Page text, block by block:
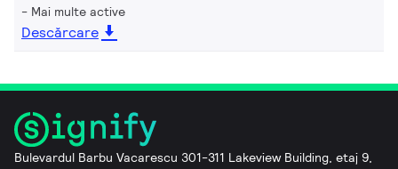
Mai multe active
Descărcare
Bulevardul Barbu Vacarescu 301-311 Lakeview Building, etaj 9,